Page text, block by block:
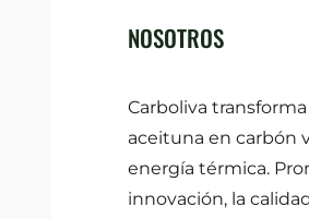
NOSOTROS
Carboliva
aceituna en carbón
energía térmica.
innovación, la